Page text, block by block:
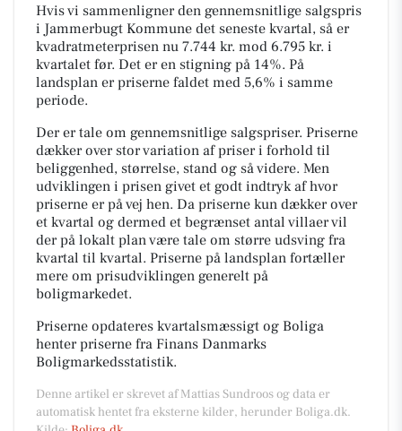
Hvis vi sammenligner den gennemsnitlige salgspris
i Jammerbugt Kommune det seneste kvartal, så er
kvadratmeterprisen nu 7.744 kr. mod 6.795 kr. i
kvartalet før. Det er en stigning på 14%. På
landsplan er priserne faldet med 5,6% i samme
periode.
Der er tale om gennemsnitlige salgspriser. Priserne
dækker over stor variation af priser i forhold til
beliggenhed, størrelse, stand og så videre. Men
udviklingen i prisen givet et godt indtryk af hvor
priserne er på vej hen. Da priserne kun dækker over
et kvartal og dermed et begrænset antal villaer vil
der på lokalt plan være tale om større udsving fra
kvartal til kvartal. Priserne på landsplan fortæller
mere om prisudviklingen generelt på
boligmarkedet.
Priserne opdateres kvartalsmæssigt og Boliga
henter priserne fra Finans Danmarks
Boligmarkedsstatistik.
Denne artikel er skrevet af Mattias Sundroos og data er
automatisk hentet fra eksterne kilder, herunder Boliga.dk.